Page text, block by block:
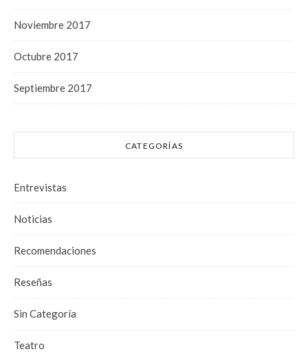
Noviembre 2017
Octubre 2017
Septiembre 2017
CATEGORÍAS
Entrevistas
Noticias
Recomendaciones
Reseñas
Sin Categoría
Teatro